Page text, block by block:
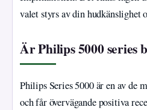
valet styrs av din hudkänslighet
Är Philips 5000 series
Philips Series 5000 är en av de
och får övervägande positiva